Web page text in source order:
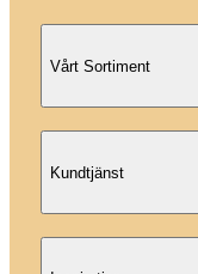
Vårt Sortiment
Kundtjänst